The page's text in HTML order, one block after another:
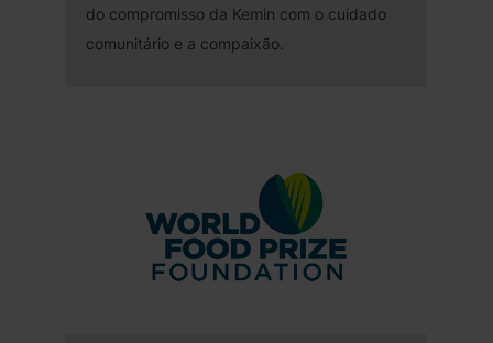
do compromisso da Kemin com o cuidado
comunitário e a compaixão.